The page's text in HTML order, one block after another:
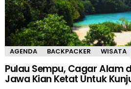
AGENDA BACKPACKER WISATA
Pulau Sempu, Cagar Alam
Jawa Kian Ketat Untuk